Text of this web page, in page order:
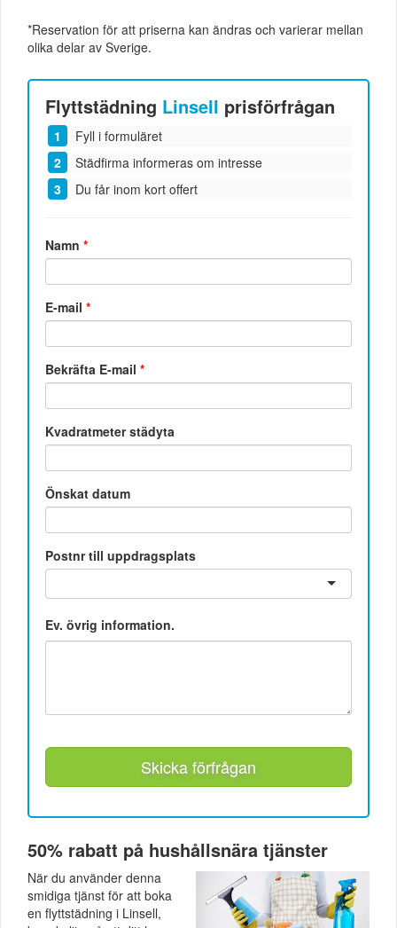
*Reservation för att priserna kan ändras och varierar mellan
olika delar av Sverige.
Flyttstädning Linsell prisförfrågan
Fyll i formuläret
Städfirma informeras om intresse
Du får inom kort offert
Namn*
E-mail*
Bekräfta E-mail*
Kvadratmeter städyta
Önskat datum
Postnr till uppdragsplats
Ev. övrig information.
Skicka förfrågan
50% rabatt på hushållsnära tjänster
När du använder denna
smidiga tjänst för att boka
en flyttstädning i Linsell,